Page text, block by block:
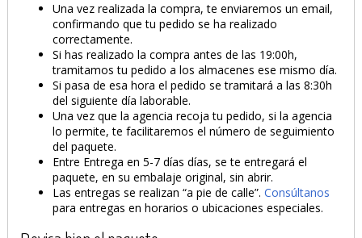
Una vez realizada la compra, te enviaremos un email,
confirmando que tu pedido se ha realizado
correctamente.
Si has realizado la compra antes de las 19:00h,
tramitamos tu pedido a los almacenes ese mismo día.
Si pasa de esa hora el pedido se tramitará a las 8:30h
del siguiente día laborable.
Una vez que la agencia recoja tu pedido, si la agencia
lo permite, te facilitaremos el número de seguimiento
del paquete.
Entre Entrega en 5-7 días días, se te entregará el
paquete, en su embalaje original, sin abrir.
Las entregas se realizan “a pie de calle”.Consúltanos
para entregas en horarios o ubicaciones especiales.